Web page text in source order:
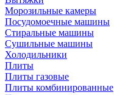
Морозильные камеры
Посудомоечные машины
Стиральные машины
Сушильные машины
Холодильники
Плиты
Плиты газовые
Плиты комбинированные